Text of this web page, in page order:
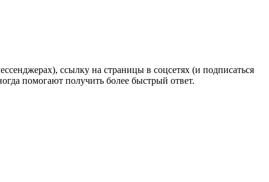
ссылку на страницы в соцсетях (и подписаться
помогают получить более быстрый ответ.